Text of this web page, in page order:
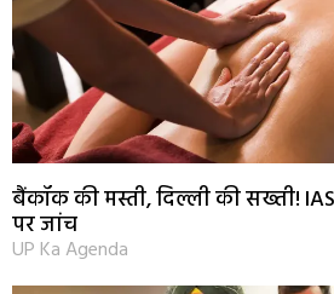
बैंकॉक की मस्ती, दिल्ली की सख्ती!
पर जांच
UP Ka Agenda